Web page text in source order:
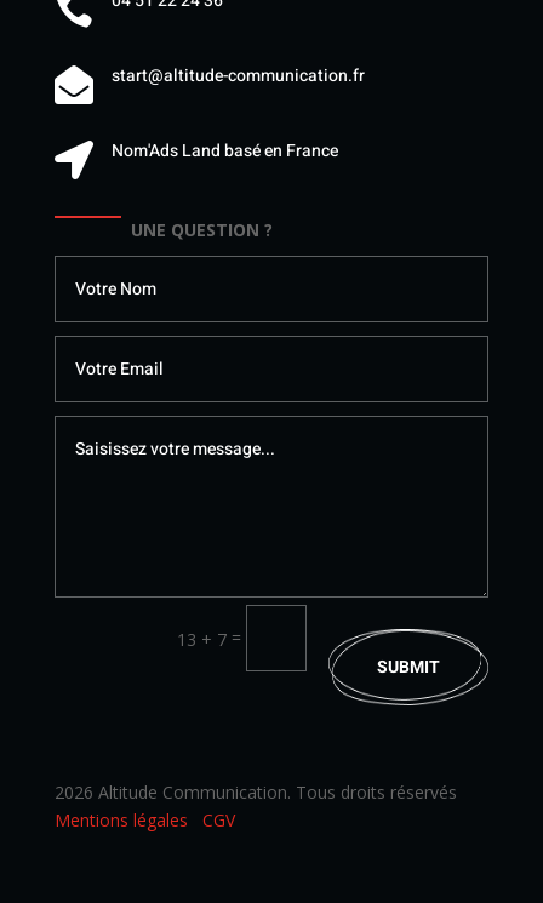

 start@altitude-communication.fr
 Nom'Ads Land basé en France
UNE QUESTION ?
13 + 7 =
SUBMIT
2026 Altitude Communication. Tous droits réservés
Mentions légales
CGV